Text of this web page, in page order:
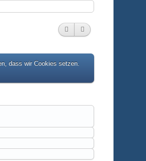
dass wir Cookies setzen.